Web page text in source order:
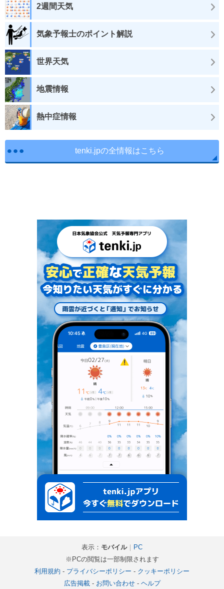
2週間天気
気象予報士のポイント解説
世界天気
地震情報
熱中症情報
tenki.jpの全情報はこちら
表示： モバイル｜ PC
※PCの閲覧は一部制限されます
利用規約 - プライバシーポリシー - クッキーポリシー
広告掲載- お問い合わせ- ヘルプ